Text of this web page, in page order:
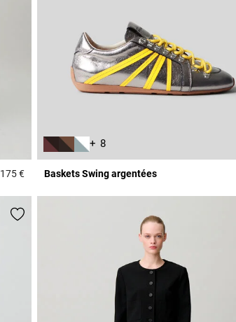
175 €3,3 out of 5 Customer Rating
+ 8
Baskets Swing argentées